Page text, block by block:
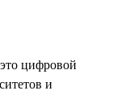
цифровой
и